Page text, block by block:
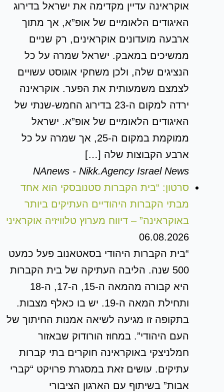
אוקראינה עדיין מקדימה את ישראל בדירוג
האיגודים הלאומיים של אופ”א, אך מתוך
ארבעה מועדונים אוקראינים, רק שניים
ממשיכים במאבק. ישראל שמרה על כל
הנציגים שלה, ולכן משחקי אוגוסט עשויים
לצמצם משמעותית את הפער. אוקראינה
ירדה למקום ה-23 בדירוג החמש-שנתי של
האיגודים הלאומיים של אופ”א. ישראל
ממוקמת במקום ה-25, אך שמרה על כל
ארבע הקבוצות שלה […]
NAnews - Nikk.Agency Israel News
סרטון: “בית הקברות סטנובסקי הוא אחד
מבתי הקברות היהודיים העתיקים ביותר
באוקראינה” – דיווח מערוץ טלוויזיה אוקראיני
06.08.2026
“בית הקברות היהודי בסאטאנוב פעל כמעט
500 שנה. הליבה העתיקה של בית הקברות
היא קבורה מהמאה ה-15, ה-17, ה-18
ותחילת המאה ה-19. יש בו כאלף מצבות.
בתקופה זו מגיעה לשיאה אמנות החיתוך של
העם היהודי”. במחוז הורודוק שבאזור
חמלניצקי באוקראינה חוקרים בתי קברות
עתיקים. עושים זאת במסגרת פרויקט “קברי
אבות” בשיתוף עם הארגון הציבורי